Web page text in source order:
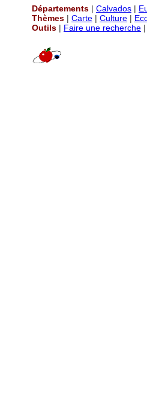
Départements | Calvados |
Thèmes | Carte | Culture |
Outils | Faire une recherche |